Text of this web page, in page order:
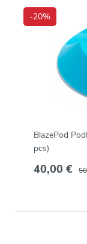
-20%
BlazePod
pcs)
40,00 €